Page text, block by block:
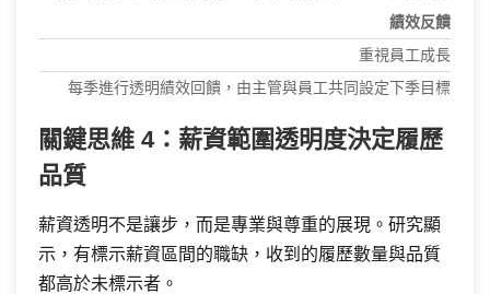
績效反饋
重視員工成長
每季進行透明績效回饋，由主管與員工共同設定下季目標
關鍵思維 4：薪資範圍透明度決定履歷
品質
薪資透明不是讓步，而是專業與尊重的展現。研究顯
示，有標示薪資區間的職缺，收到的履歷數量與品質
都高於未標示者。